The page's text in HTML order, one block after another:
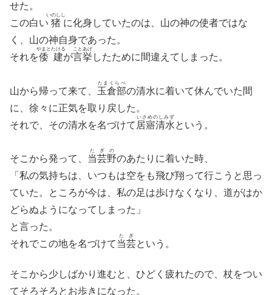
せた。
この白い 猪
いのしし
に化身していたのは、山の神の使者ではな
く、山の神自身であった。
それを倭建
やまとたける
が言挙
ことあげ
したために間違えてしまった。
山から帰って来て、 玉倉部
たまくらべ
の清水に着いて休んでいた間
に、徐々に正気を取り戻した。
それで、その清水を名づけて 居寤清水
いさめのしみず
という。
そこから発って、 当芸野
たぎの
のあたりに着いた時、
「私の気持ちは、いつもは空をも飛び翔って行こうと思っ
ていた。ところが今は、私の足は歩けなくなり、道がはか
どらぬようになってしまった」
と言った。
それでこの地を名づけて当芸
たぎ
という。
そこから少しばかり進むと、ひどく疲れたので、杖をつい
てそろそろとお歩きになった。